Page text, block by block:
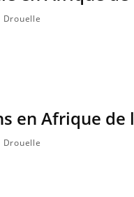
Drouelle
en Afrique de
Drouelle